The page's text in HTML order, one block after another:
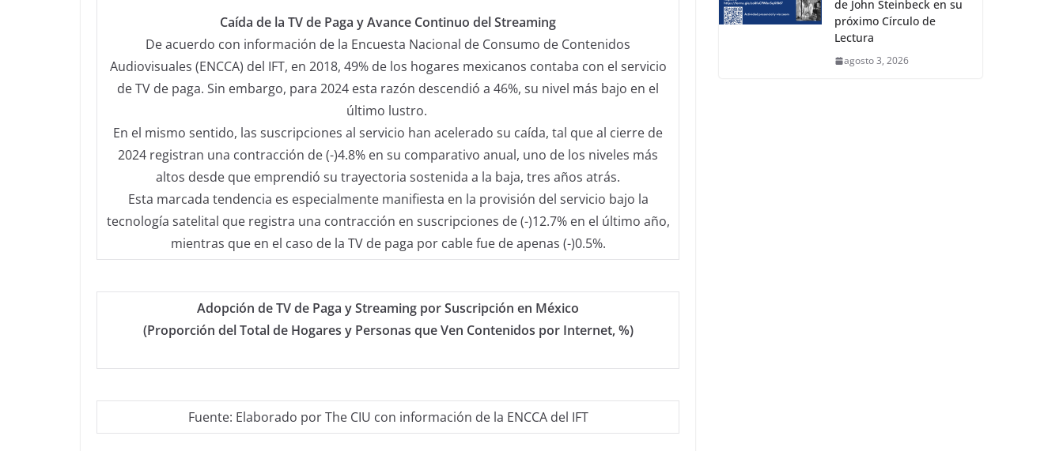
Caída de la TV de Paga y Avance Continuo del Streaming
De acuerdo con información de la Encuesta Nacional de Consumo de Contenidos
Audiovisuales (ENCCA) del IFT, en 2018, 49% de los hogares mexicanos contaba con el servicio
de TV de paga. Sin embargo, para 2024 esta razón descendió a 46%, su nivel más bajo en el
último lustro. ​
En el mismo sentido, las suscripciones al servicio han acelerado su caída, tal que al cierre de
2024 registran una contracción de (-)4.8% en su comparativo anual, uno de los niveles más
altos desde que emprendió su trayectoria sostenida a la baja, tres años atrás.
Esta marcada tendencia es especialmente manifiesta en la provisión del servicio bajo la
tecnología satelital que registra una contracción en suscripciones de (-)12.7% en el último año,
mientras que en el caso de la TV de paga por cable fue de apenas (-)0.5%.
Adopción de TV de Paga y Streaming por Suscripción en México
(Proporción del Total de Hogares y Personas que Ven Contenidos por Internet, %)
Fuente: Elaborado por The CIU con información de la ENCCA del IFT
de John Steinbeck en su
próximo Círculo de
Lectura
agosto 3, 2026